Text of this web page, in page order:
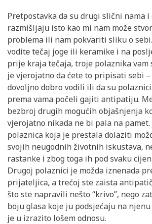
Pretpostavka da su drugi slični nama i
razmišljaju isto kao mi nam može
problema ili nam pokvariti sliku o
vodite tečaj joge ili keramike i na
prije kraja tečaja, troje polaznika vam
je vjerojatno da ćete to pripisati sebi
dovoljno dobro vodili ili da su
prema vama počeli gajiti antipatiju.
bezbroj drugih mogućih objašnjenja
vjerojatno nikada ne bi pala na pamet.
polaznica koja je prestala dolaziti
svojih neugodnih životnih iskustava,
rastanke i zbog toga ih pod svaku
Drugoj polaznici je možda iznenada
prijateljica, a trećoj ste zaista
što ste napravili nešto “krivo”, nego
boju glasa koje ju podsjećaju na
je u izrazito lošem odnosu.